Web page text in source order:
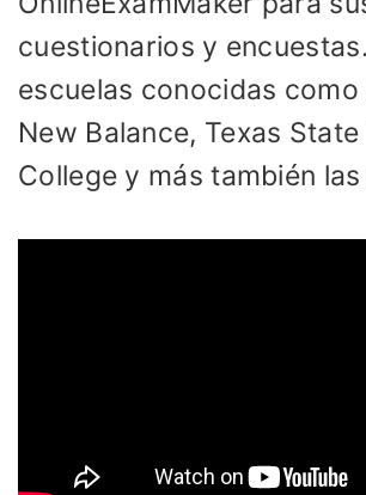
cuestionarios y
escuelas conocidas como
New Balance, Texas
College y más también